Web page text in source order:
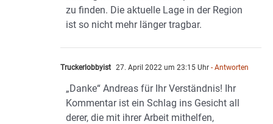
zu finden. Die aktuelle Lage in der Region
ist so nicht mehr länger tragbar.
Truckerlobbyist 27. April 2022 um 23:15 Uhr - Antworten
„Danke“ Andreas für Ihr Verständnis! Ihr
Kommentar ist ein Schlag ins Gesicht all
derer, die mit ihrer Arbeit mithelfen,